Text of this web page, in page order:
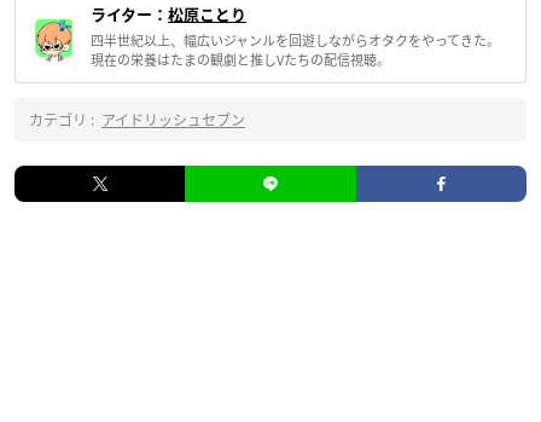
ライター： 松原ことり
四半世紀以上、幅広いジャンルを回遊しながらオタクをやってきた。
現在の栄養はたまの観劇と推しVたちの配信視聴。
カテゴリ : アイドリッシュセブン